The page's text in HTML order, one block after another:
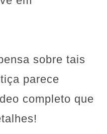
sobre tais
parece
completo que